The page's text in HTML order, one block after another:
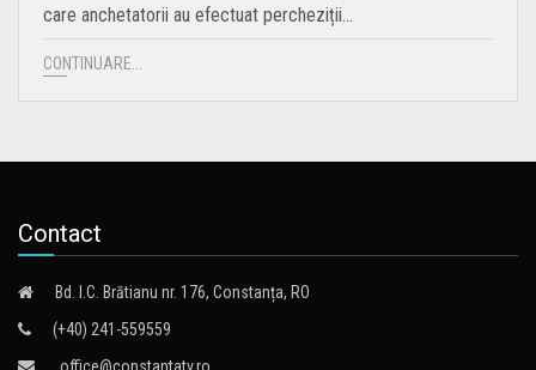
care anchetatorii au efectuat percheziții…
CONTINUARE...
Contact
Bd. I.C. Brătianu nr. 176, Constanța, RO
(+40) 241-559559